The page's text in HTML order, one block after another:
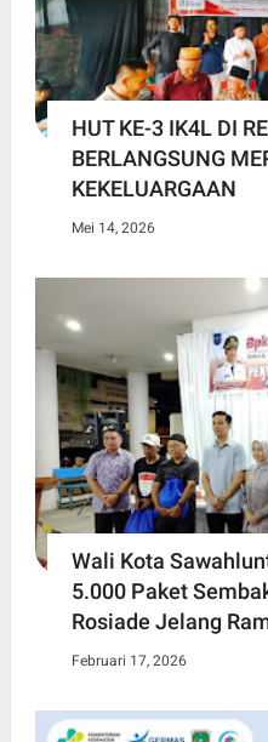
HUT KE-3 IK4L DI
BERLANGSUNG
KEKELUARGAAN
Mei 14, 2026
Wali Kota
5.000 Paket
Rosiade Jelang
Februari 17, 2026